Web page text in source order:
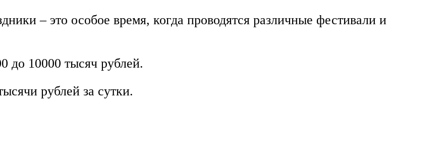
– это особое время, когда проводятся различные фестивали и
до 10000 тысяч рублей.
рублей за сутки.